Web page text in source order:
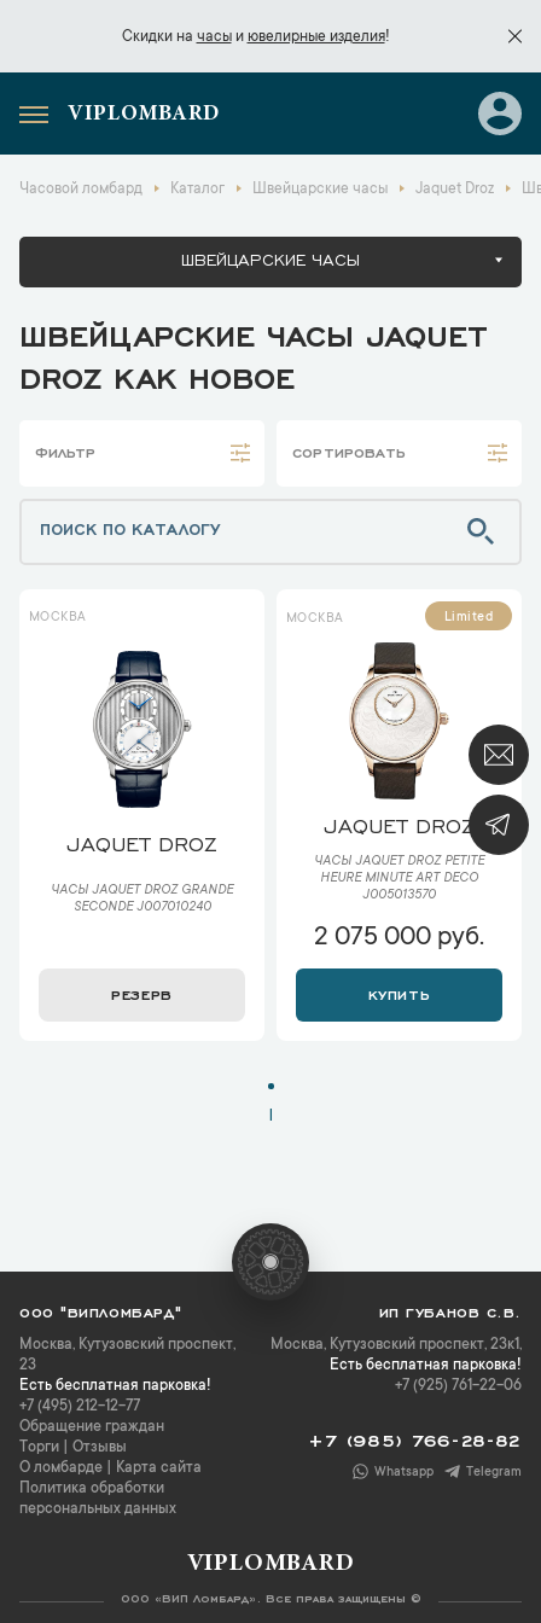
Скидки на часыи ювелирные изделия!
Скидки начасы
VIPLOMBARD
Часовой ломбард Каталог Швейцарские часы Jaquet Droz
ШВЕЙЦАРСКИЕ ЧАСЫ
ШВЕЙЦАРСКИЕ ЧАСЫ JAQUET
DROZ КАК НОВОЕ
ФИЛЬТР СОРТИРОВАТЬ
МОСКВА
JAQUET DROZ
ЧАСЫ JAQUET DROZ GRANDE
SECONDE J007010240
РЕЗЕРВ
МОСКВА Limited
JAQUET DROZ
ЧАСЫ JAQUET DROZ PETITE
HEURE MINUTE ART DECO
J005013570
2 075 000 руб.
КУПИТЬ
1
ООО "ВИПЛОМБАРД"
Москва, Кутузовский проспект,
23
Есть бесплатная парковка!
+7 (495) 212-12-77
Обращение граждан
Торги
Отзывы
О ломбарде
Карта сайта
Политика обработки
персональных данных
ИП ГУБАНОВ С.В.
Москва, Кутузовский проспект, 23к1,
Есть бесплатная парковка!
+7 (925) 761-22-06
+7 (985) 766-28-82
Whatsapp Telegram
VIPLOMBARD
ООО «ВИП Ломбард». Все права защищены ©